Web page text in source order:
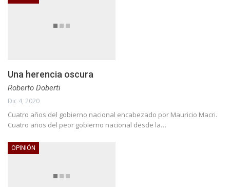
Una herencia oscura
Roberto Doberti
Dic 4, 2020
Cuatro años del gobierno nacional encabezado por Mauricio Macri.
Cuatro años del peor gobierno nacional desde la…
OPINIÓN